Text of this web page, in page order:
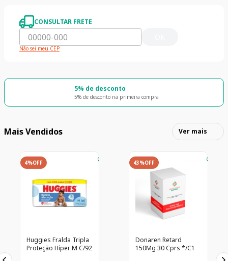
CONSULTAR FRETE
Não sei meu CEP
5% de desconto
5% de desconto na primeira compra
Mais Vendidos Ver mais
4%OFF
Huggies Fralda Tripla
Proteção Hiper M C/92
43%OFF
Donaren Retard
150Mg 30 Cprs */C1